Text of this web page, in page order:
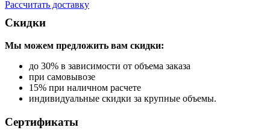
Рассчитать доставку
Скидки
Мы можем предложить вам скидки:
до 30% в зависимости от объема заказа
при самовывозе
15% при наличном расчете
индивидуальные скидки за крупные объемы.
Сертификаты